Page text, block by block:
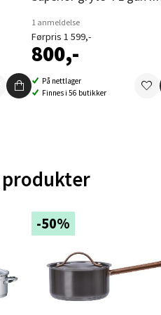
1 anmeldelse
Førpris 1 599,-
800,-
På nettlager
Finnes i 56 butikker
produkter
-50%
7300 Orkanger